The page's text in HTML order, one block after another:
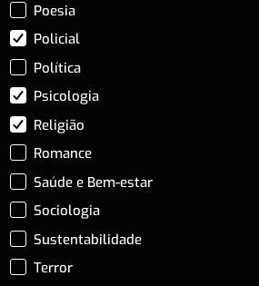
Poesia
Policial
Política
Psicologia
Religião
Romance
Saúde e Bem-estar
Sociologia
Sustentabilidade
Terror